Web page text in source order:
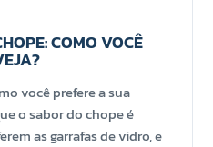
COMO VOCÊ
você prefere a sua
o sabor do chope é
as garrafas de vidro, e